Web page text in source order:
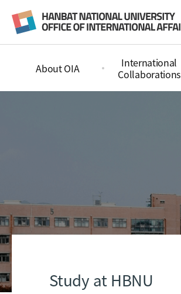
About OIA
What we are (By xss-m
etaverse)
International
Collaborations
Study at HBNU